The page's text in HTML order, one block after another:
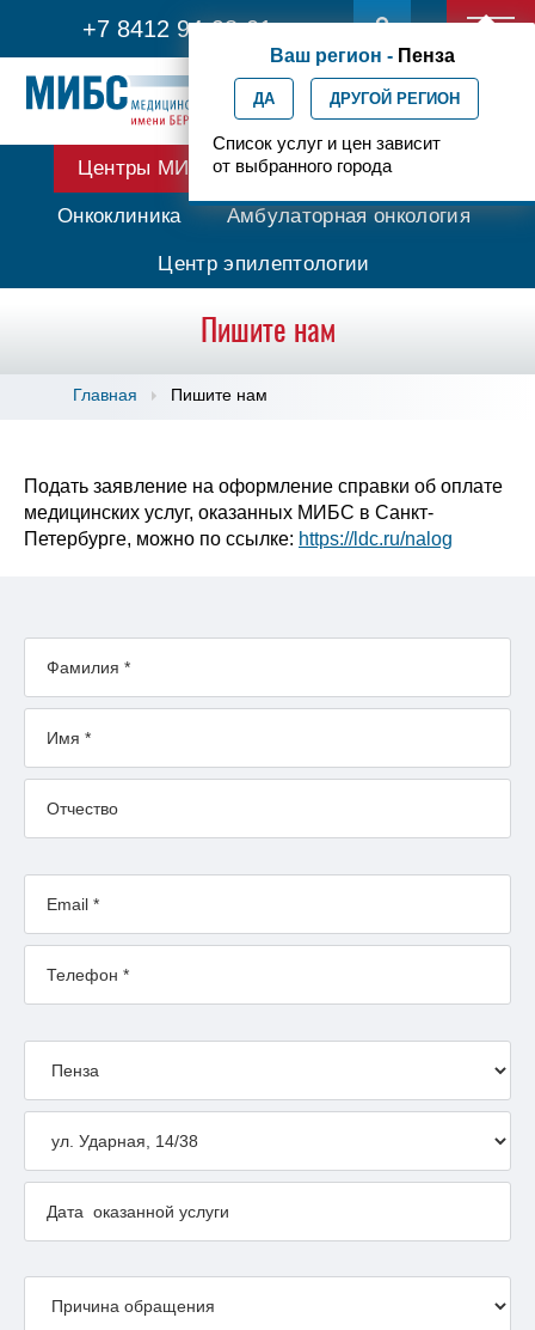
+7 8412 94-98-01
Ваш регион - Пенза
ДА ДРУГОЙ РЕГИОН
Список услуг и цен зависит
от выбранного города
Центры МИБС Протонная терапия
Онкоклиника Амбулаторная онкология
Центр эпилептологии
Пишите нам
Главная Пишите нам
Подать заявление на оформление справки об оплате
медицинских услуг, оказанных МИБС в Санкт-
Петербурге, можно по ссылке: https://ldc.ru/nalog